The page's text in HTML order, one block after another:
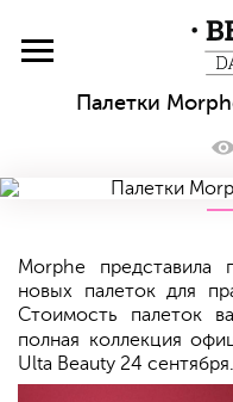
Палетки
Morphe представила
новых палеток для
Стоимость палеток
полная коллекция
Ulta Beauty 24 сентября.